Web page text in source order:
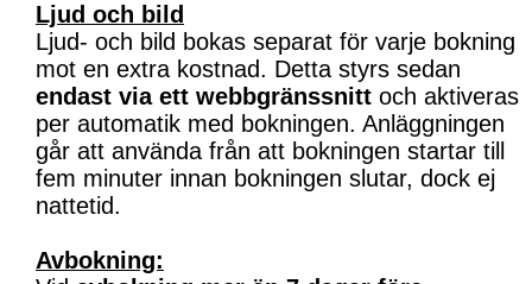
Ljud och bild
Ljud- och bild bokas separat för varje bokning
mot en extra kostnad. Detta styrs sedan
endast via ett webbgränssnitt och aktiveras
per automatik med bokningen. Anläggningen
går att använda från att bokningen startar till
fem minuter innan bokningen slutar, dock ej
nattetid.
Avbokning: